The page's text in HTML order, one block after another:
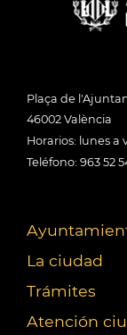
Plaça de
46002 València
Horarios: lunes a
Teléfono: 963 52
La ciudad
Trámites
Atención